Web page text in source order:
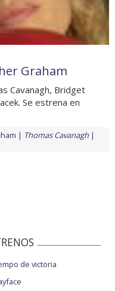
Graham
Cavanagh, Bridget
Se estrena en
Thomas Cavanagh
de victoria